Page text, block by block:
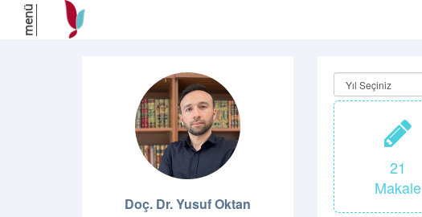
menü
Doç. Dr. Yusuf Oktan
21
Makale